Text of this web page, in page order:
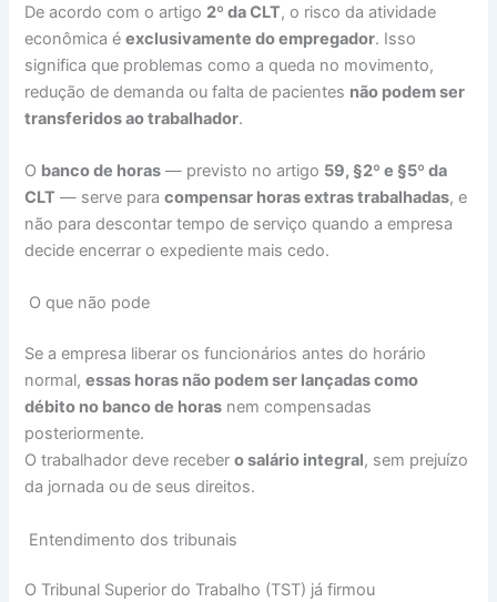
De acordo com o artigo 2º da CLT, o risco da atividade
econômica éexclusivamente do empregador. Isso
significa que problemas como a queda no movimento,
redução de demanda ou falta de pacientes não podem ser
transferidos ao trabalhador.
O banco de horas — previsto no artigo 59, §2º e §5º da
CLT — serve paracompensar horas extras trabalhadas, e
não para descontar tempo de serviço quando a empresa
decide encerrar o expediente mais cedo.
O que não pode
Se a empresa liberar os funcionários antes do horário
normal,essas horas não podem ser lançadas como
débito no banco de horas nem compensadas
posteriormente.
O trabalhador deve recebero salário integral, sem prejuízo
da jornada ou de seus direitos.
Entendimento dos tribunais
O Tribunal Superior do Trabalho (TST) já firmou